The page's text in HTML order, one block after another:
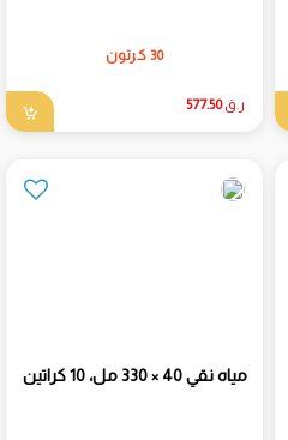
30 كرتون
ر.ق577.50
مياه نقي 40 × 330 مل، 10 كراتين